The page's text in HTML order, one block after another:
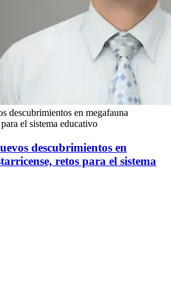
descubrimientos en megafauna
el sistema educativo
descubrimientos en
retos para el sistema